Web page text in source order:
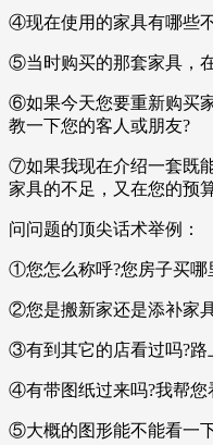
④现在使用的家具有哪些
⑤当时购买的那套家具，
⑥如果今天您要重新购买
教一下您的客人或朋友?
⑦如果我现在介绍一套既
家具的不足，又在您的预
问问题的顶尖话术举例：
①您怎么称呼?您房子买哪
②您是搬新家还是添补家
③有到其它的店看过吗?路
④有带图纸过来吗?我帮您
⑤大概的图形能不能看一